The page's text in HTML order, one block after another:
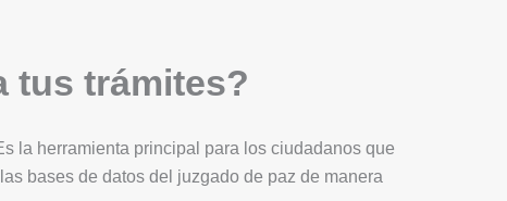
tus trámites?
la herramienta principal para los ciudadanos que
bases de datos del juzgado de paz de manera